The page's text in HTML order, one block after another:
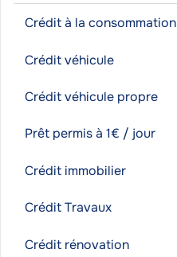
Crédit à la consommation
Crédit véhicule
Crédit véhicule propre
Prêt permis à 1€ / jour
Crédit immobilier
Crédit Travaux
Crédit rénovation